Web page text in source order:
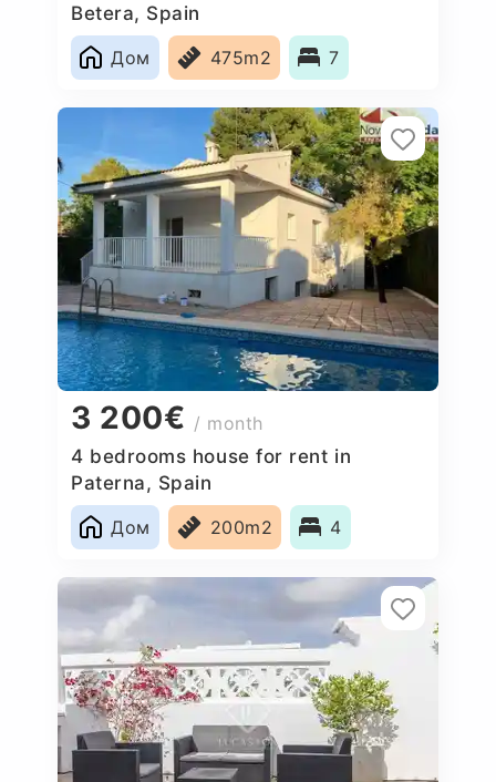
Betera, Spain
Дом
475m2 7
3 200€ / month
4 bedrooms house for rent in
Paterna, Spain
Дом
200m2 4